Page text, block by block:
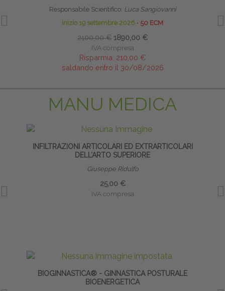
Responsabile Scientifico: Luca Sangiovanni
inizio 19 settembre 2026 ∙ 50 ECM
2100,00 € 1890,00 €
IVA compresa
Risparmia: 210,00 €
saldando entro il 30/08/2026
MANU MEDICA
INFILTRAZIONI ARTICOLARI ED EXTRARTICOLARI
DELL’ARTO SUPERIORE
Giuseppe Ridulfo
25,00 €
IVA compresa
BIOGINNASTICA® - GINNASTICA POSTURALE
BIOENERGETICA